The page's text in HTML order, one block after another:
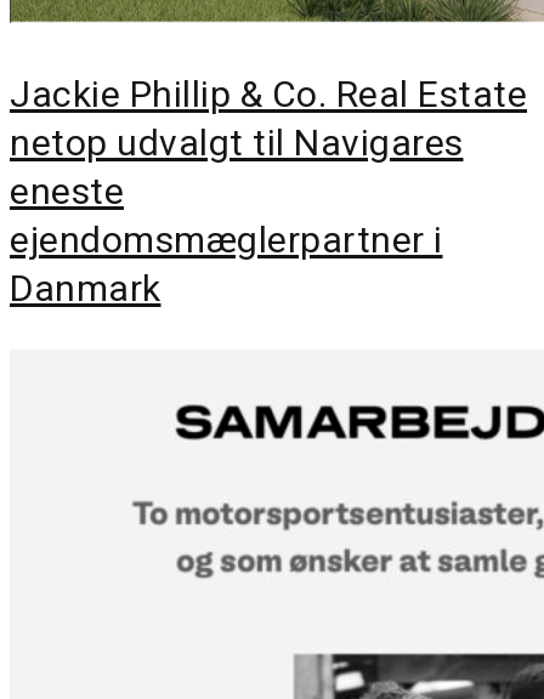
Jackie Phillip & Co. Real Estate
netop udvalgt til Navigares
eneste
ejendomsmæglerpartner i
Danmark